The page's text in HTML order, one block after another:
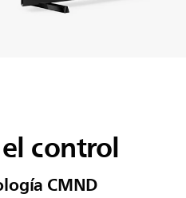
control
CMND